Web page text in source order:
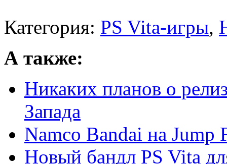
Категория: PS Vita-игры,
А также:
Никаких планов о
Запада
Namco Bandai на Jump
Новый бандл PS Vita